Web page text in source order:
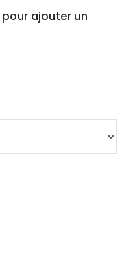
pour ajouter un